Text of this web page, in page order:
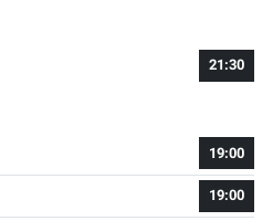
21:30
19:00
19:00